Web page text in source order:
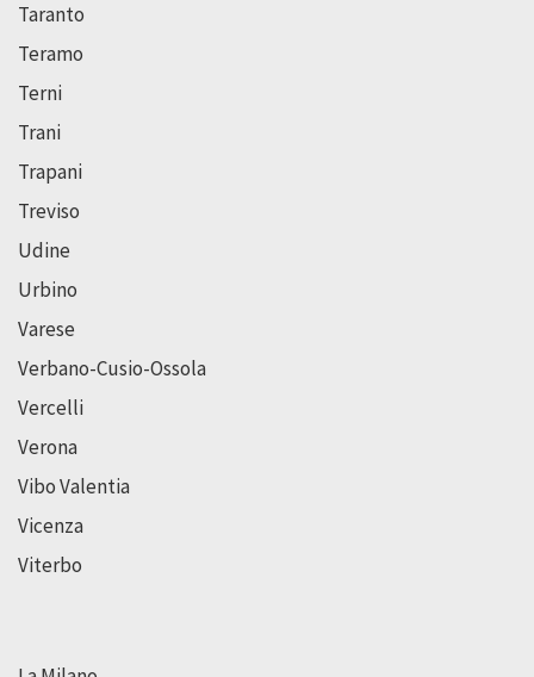
Taranto
Teramo
Terni
Trani
Trapani
Treviso
Udine
Urbino
Varese
Verbano-Cusio-Ossola
Vercelli
Verona
Vibo Valentia
Vicenza
Viterbo